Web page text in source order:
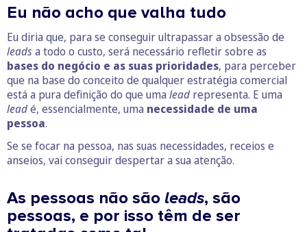
Eu não acho que valha tudo
Eu diria que, para se conseguir ultrapassar a obsessão de
leadsa todo o custo, será necessário refletir sobre as
bases do negócio e as suas prioridades, para perceber
que na base do conceito de qualquer estratégia comercial
está a pura definição do que uma lead representa. E uma
leadé, essencialmente, uma necessidade de uma
pessoa.
Se se focar na pessoa, nas suas necessidades, receios e
anseios, vai conseguir despertar a sua atenção.
As pessoas não são leads, são
pessoas, e por isso têm de ser